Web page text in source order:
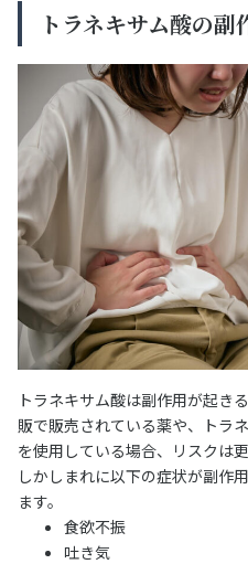
トラネキサム酸の副
トラネキサム酸は副作用が起き
販で販売されている薬や、トラ
を使用している場合、リスクは
しかしまれに以下の症状が副作
ます。
食欲不振
吐き気